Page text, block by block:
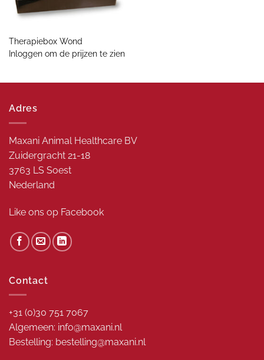
Therapiebox Wond
Inloggen om de prijzen te zien
Adres
Maxani Animal Healthcare BV
Zuidergracht 21-18
3763 LS Soest
Nederland
Like ons op Facebook
Contact
+31 (0)30 751 7067
Algemeen: info@maxani.nl
Bestelling: bestelling@maxani.nl